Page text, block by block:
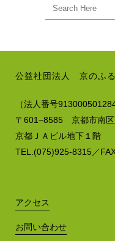
公益社団法人 京のふ
（法人番号
〒601−8585 京都市南区
京都ＪＡビル地下１階
TEL.(075)925-8315／
アクセス
お問い合わせ